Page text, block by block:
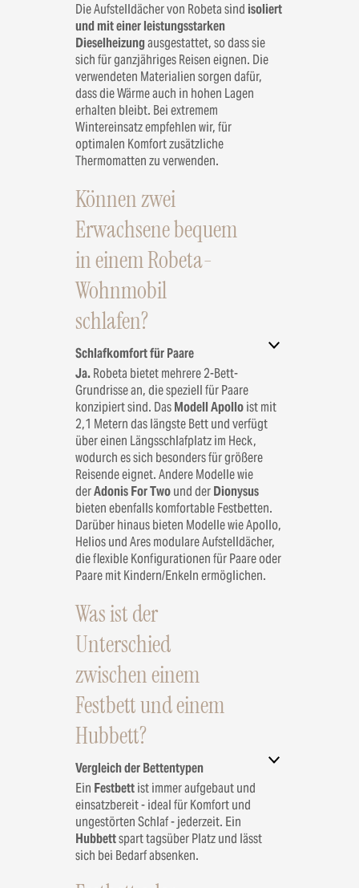
Die Aufstelldächer von Robeta sindisoliert
und mit einer leistungsstarken
Dieselheizungausgestattet, so dass sie
sich für ganzjähriges Reisen eignen. Die
verwendeten Materialien sorgen dafür,
dass die Wärme auch in hohen Lagen
erhalten bleibt. Bei extremem
Wintereinsatz empfehlen wir, für
optimalen Komfort zusätzliche
Thermomatten zu verwenden.
Können zwei
Erwachsene bequem
in einem Robeta-
Wohnmobil
schlafen?
Schlafkomfort für Paare
Ja.Robeta bietet mehrere 2-Bett-
Grundrisse an, die speziell für Paare
konzipiert sind. DasModell Apolloist mit
2,1 Metern das längste Bett und verfügt
über einen Längsschlafplatz im Heck,
wodurch es sich besonders für größere
Reisende eignet. Andere Modelle wie
derAdonis For Twound derDionysus
bieten ebenfalls komfortable Festbetten.
Darüber hinaus bieten Modelle wie Apollo,
Helios und Ares modulare Aufstelldächer,
die flexible Konfigurationen für Paare oder
Paare mit Kindern/Enkeln ermöglichen.
Was ist der
Unterschied
zwischen einem
Festbett und einem
Hubbett?
Vergleich der Bettentypen
Ein Festbettist immer aufgebaut und
einsatzbereit - ideal für Komfort und
ungestörten Schlaf - jederzeit. Ein
Hubbettspart tagsüber Platz und lässt
sich bei Bedarf absenken.